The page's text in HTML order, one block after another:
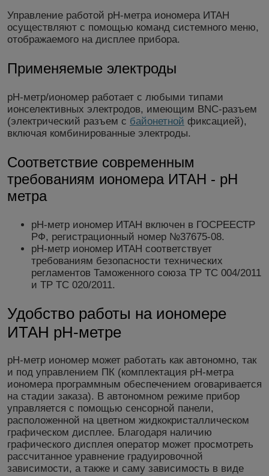
Управление работой рН-метра иономера ИТАН
осуществляют с помощью команд системного меню,
отображаемого на дисплее прибора.
Применяемые электроды
рН-метр/иономер работает с любыми типами
ионселективных электродов, имеющим BNC-разъем
(электрический разъем с байонетной фиксацией),
включая комбинированные электроды.
Соответствие современным
требованиям иономера ИТАН - рН
метра
рН-метр иономер ИТАН включен в ГОСРЕЕСТР
РФ, регистрационный номер №37675-08.
рН-метр иономер ИТАН соответствует
требованиям безопасности технических
регламентов Таможенного союза ТР ТС 004/2011
и ТР ТС 020/2011.
Удобство работы на иономере
ИТАН рН-метре
рН-метр иономер может работать как автономно, так
и под управлением ПК (комплектация рН-метра
иономера программным обеспечением оговаривается
на стадии заказа). В автономном режиме прибор
управляется с помощью сенсорной панели,
расположенной на цветном жидкокристаллическом
графическом дисплее. Благодаря наличию
графического дисплея оператор может просмотреть
рассчитанное уравнение градуировочной
зависимости, а также и саму зависимость в виде